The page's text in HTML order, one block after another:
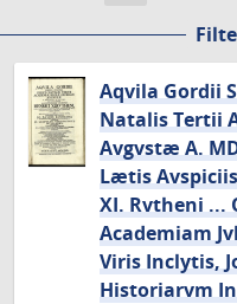
Seite
Aqvila Gordii
Natalis Tertii
Avgvstæ A.
Lætis
XI. Rvtheni ...
Academiam
Viris Inclytis,
Historiarvm